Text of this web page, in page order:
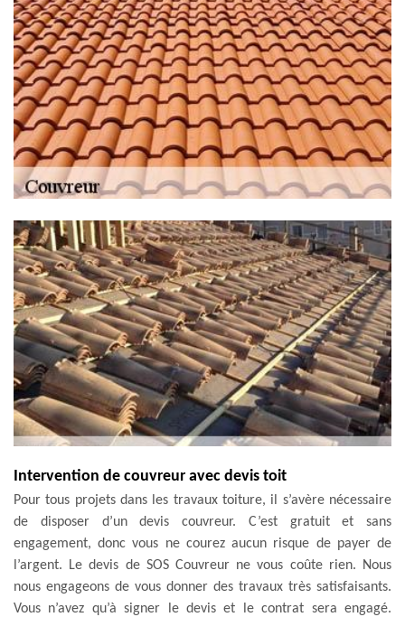
Intervention de couvreur avec devis toit
Pour tous projets dans les travaux toiture, il s’avère nécessaire
de disposer d’un devis couvreur. C’est gratuit et sans
engagement, donc vous ne courez aucun risque de payer de
l’argent. Le devis de SOS Couvreur ne vous coûte rien. Nous
nous engageons de vous donner des travaux très satisfaisants.
Vous n’avez qu’à signer le devis et le contrat sera engagé.